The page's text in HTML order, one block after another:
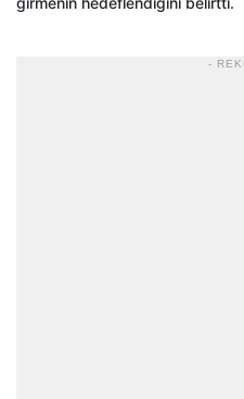
-